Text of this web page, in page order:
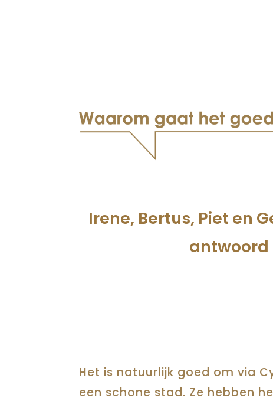
Irene, Bertus, Piet en
antwoord
Het is natuurlijk goed om via
een schone stad. Ze hebben